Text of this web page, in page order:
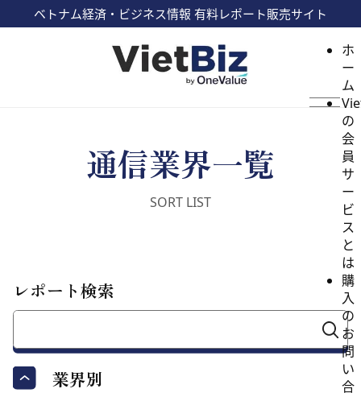
ベトナム経済・ビジネス情報 有料レポート販売サイト
ホ
ー
ム
の
会
員
サ
ー
ビ
ス
と
は
購
入
の
お
問
い
合
通信業界一覧
レポート検索
業界別